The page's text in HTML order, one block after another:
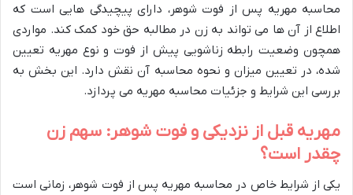
محاسبه مهریه پس از فوت شوهر، دارای پیچیدگی هایی است که
اطلاع از آن ها می تواند به زن در مطالبه حق خود کمک کند. مواردی
همچون وضعیت رابطه زناشویی پیش از فوت و نوع مهریه تعیین
شده، در تعیین میزان و نحوه محاسبه آن نقش دارد. این بخش به
بررسی این شرایط و جزئیات محاسبه مهریه می پردازد.
مهریه قبل از نزدیکی و فوت شوهر: سهم زن
چقدر است؟
یکی از شرایط خاص در محاسبه مهریه پس از فوت شوهر، زمانی است